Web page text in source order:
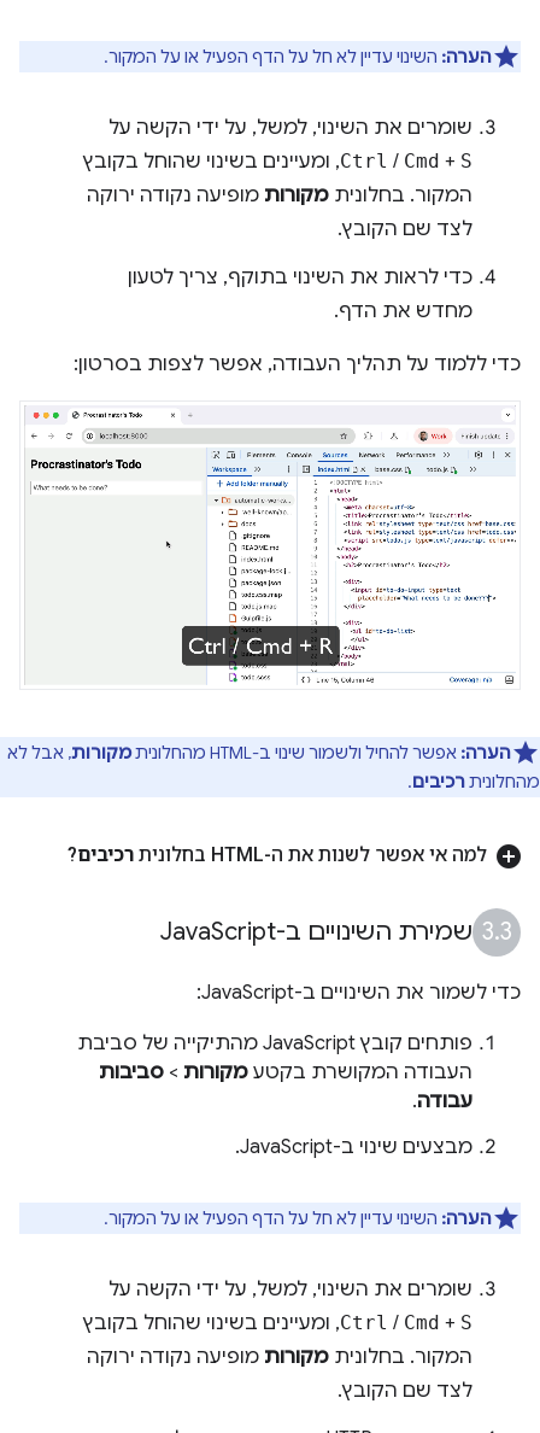
הערה: השינוי עדיין לא חל על הדף הפעיל או על המקור.
שומרים את השינוי, למשל, על ידי הקשה על
Ctrl / Cmd + S
, ומעיינים בשינוי שהוחל בקובץ
המקור. בחלונית מקורות מופיעה נקודה ירוקה
לצד שם הקובץ.
כדי לראות את השינוי בתוקף, צריך לטעון
מחדש את הדף.
כדי ללמוד על תהליך העבודה, אפשר לצפות בסרטון:
הערה: אפשר להחיל ולשמור שינוי ב-HTML מהחלונית מקורות, אבל לא
מהחלוניתרכיבים.
למה אי אפשר לשנות את ה-HTML בחלונית רכיבים?
שמירת השינויים ב-JavaScript
כדי לשמור את השינויים ב-JavaScript:
פותחים קובץ JavaScript מהתיקייה של סביבת
העבודה המקושרת בקטע מקורות > סביבות
עבודה.
מבצעים שינוי ב-JavaScript.
הערה: השינוי עדיין לא חל על הדף הפעיל או על המקור.
שומרים את השינוי, למשל, על ידי הקשה על
Ctrl / Cmd + S
, ומעיינים בשינוי שהוחל בקובץ
המקור. בחלונית מקורות מופיעה נקודה ירוקה
לצד שם הקובץ.